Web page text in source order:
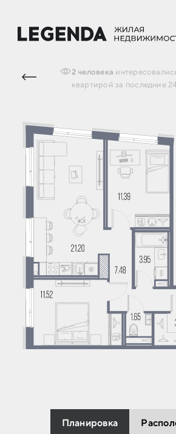
2 человека
квартирой за последние
Планировка